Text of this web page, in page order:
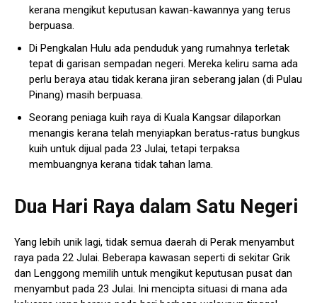
kerana mengikut keputusan kawan-kawannya yang terus
berpuasa.
Di Pengkalan Hulu ada penduduk yang rumahnya terletak
tepat di garisan sempadan negeri. Mereka keliru sama ada
perlu beraya atau tidak kerana jiran seberang jalan (di Pulau
Pinang) masih berpuasa.
Seorang peniaga kuih raya di Kuala Kangsar dilaporkan
menangis kerana telah menyiapkan beratus-ratus bungkus
kuih untuk dijual pada 23 Julai, tetapi terpaksa
membuangnya kerana tidak tahan lama.
Dua Hari Raya dalam Satu Negeri
Yang lebih unik lagi, tidak semua daerah di Perak menyambut
raya pada 22 Julai. Beberapa kawasan seperti di sekitar Grik
dan Lenggong memilih untuk mengikut keputusan pusat dan
menyambut pada 23 Julai. Ini mencipta situasi di mana ada